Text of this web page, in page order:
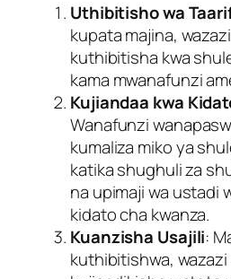
Uthibitisho wa
kupata majina,
kuthibitisha kwa
kama mwanafunzi
Kujiandaa kwa
Wanafunzi
kumaliza miko ya
katika shughuli za
na upimaji wa ustadi
kidato cha kwanza.
Kuanzisha Usajili:
kuthibitishwa,